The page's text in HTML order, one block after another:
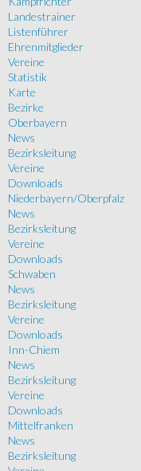
Landestrainer
Listenführer
Ehrenmitglieder
Vereine
Statistik
Karte
Bezirke
Oberbayern
News
Bezirksleitung
Vereine
Downloads
Niederbayern/Oberpfalz
News
Bezirksleitung
Vereine
Downloads
Schwaben
News
Bezirksleitung
Vereine
Downloads
Inn-Chiem
News
Bezirksleitung
Vereine
Downloads
Mittelfranken
News
Bezirksleitung